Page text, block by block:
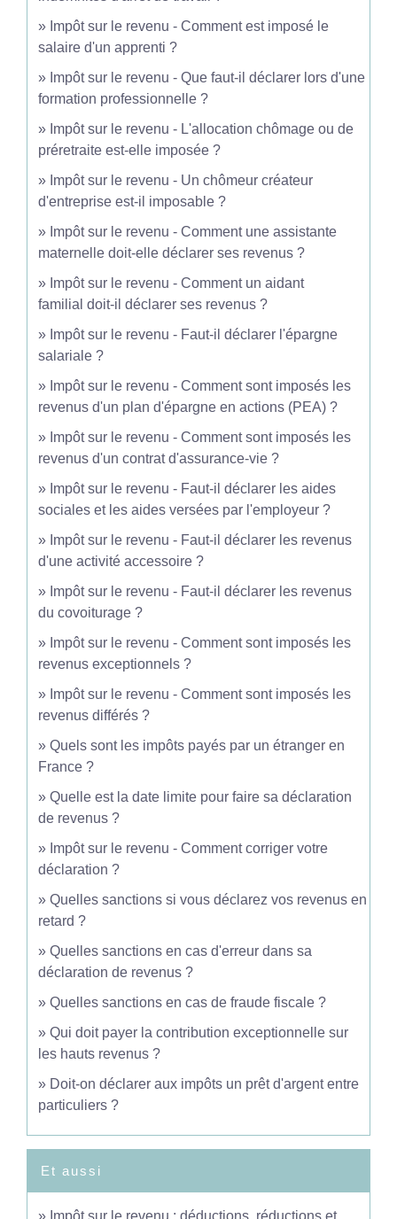
Impôt sur le revenu - Comment est imposé le
salaire d'un apprenti ?
Impôt sur le revenu - Que faut-il déclarer lors d'une
formation professionnelle ?
Impôt sur le revenu - L'allocation chômage ou de
préretraite est-elle imposée ?
Impôt sur le revenu - Un chômeur créateur
d'entreprise est-il imposable ?
Impôt sur le revenu - Comment une assistante
maternelle doit-elle déclarer ses revenus ?
Impôt sur le revenu - Comment un aidant
familial doit-il déclarer ses revenus ?
Impôt sur le revenu - Faut-il déclarer l'épargne
salariale ?
Impôt sur le revenu - Comment sont imposés les
revenus d'un plan d'épargne en actions (PEA) ?
Impôt sur le revenu - Comment sont imposés les
revenus d'un contrat d'assurance-vie ?
Impôt sur le revenu - Faut-il déclarer les aides
sociales et les aides versées par l'employeur ?
Impôt sur le revenu - Faut-il déclarer les revenus
d'une activité accessoire ?
Impôt sur le revenu - Faut-il déclarer les revenus
du covoiturage ?
Impôt sur le revenu - Comment sont imposés les
revenus exceptionnels ?
Impôt sur le revenu - Comment sont imposés les
revenus différés ?
Quels sont les impôts payés par un étranger en
France ?
Quelle est la date limite pour faire sa déclaration
de revenus ?
Impôt sur le revenu - Comment corriger votre
déclaration ?
Quelles sanctions si vous déclarez vos revenus en
retard ?
Quelles sanctions en cas d'erreur dans sa
déclaration de revenus ?
Quelles sanctions en cas de fraude fiscale ?
Qui doit payer la contribution exceptionnelle sur
les hauts revenus ?
Doit-on déclarer aux impôts un prêt d'argent entre
particuliers ?
Et aussi
Impôt sur le revenu : déductions, réductions et